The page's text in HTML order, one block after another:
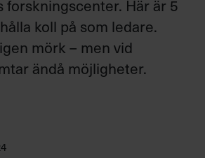
för
forskningscenter. Här är 5
koll på som ledare.
mörk – men vid
ändå möjligheter.